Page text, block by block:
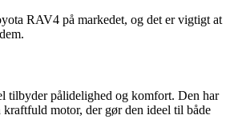
RAV4 på markedet, og det er vigtigt at
tilbyder pålidelighed og komfort. Den har
motor, der gør den ideel til både